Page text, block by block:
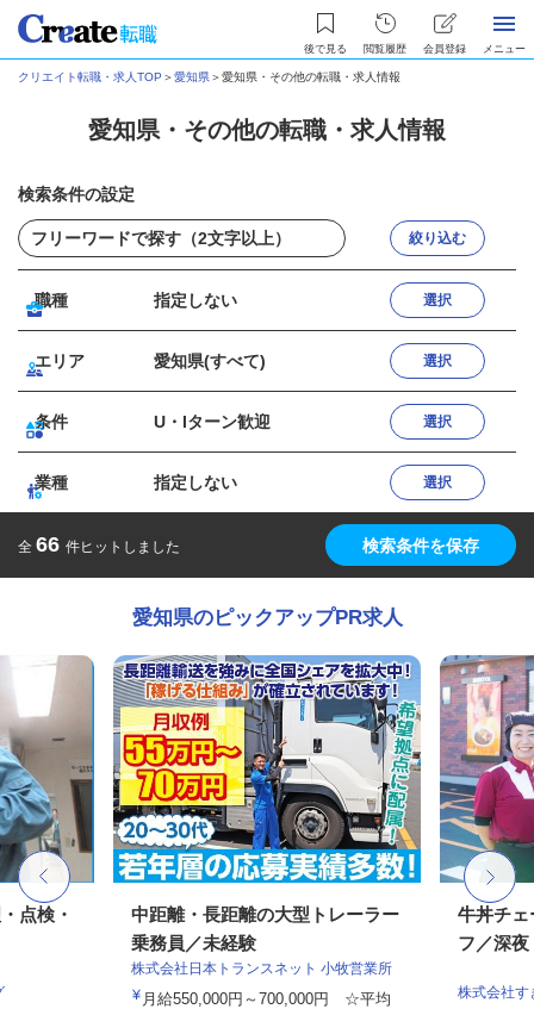
後で見る 閲覧履歴 会員登録 メニュー
クリエイト転職・求人TOP ＞愛知県＞愛知県・その他の転職・求人情報
愛知県・その他の転職・求人情報
検索条件の設定
絞り込む
職種 指定しない 選択
エリア 愛知県(すべて) 選択
条件 U・Iターン歓迎 選択
業種 指定しない 選択
全 66 件ヒットしました 検索条件を保存
愛知県のピックアップPR求人
点検・
中距離・長距離の大型トレーラー
乗務員／未経験
株式会社日本トランスネット 小牧営業所
月給550,000円～700,000円 ☆平均
牛丼チェ
フ／深夜
株式会社